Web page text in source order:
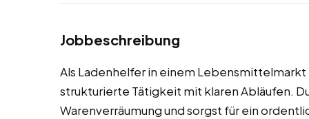
Jobbeschreibung
Als Ladenhelfer in einem
strukturierte Tätigkeit mit klaren Abläufen.
Warenverräumung und sorgst für ein